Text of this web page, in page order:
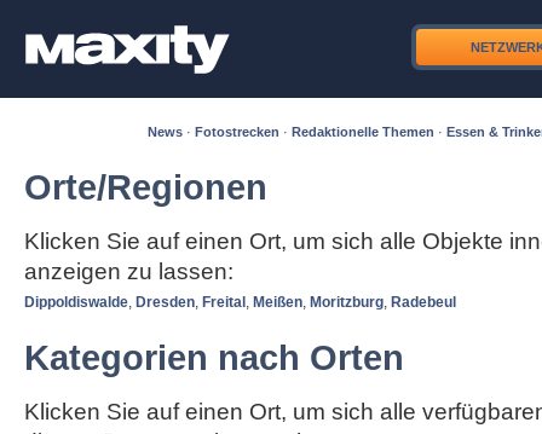
News · Fotostrecken · Redaktionelle Themen · Essen &
Orte/Regionen
Klicken Sie auf einen Ort, um sich alle Objekte
anzeigen zu lassen:
Dippoldiswalde, Dresden, Freital , Meißen, Moritzburg, Radebeul
Kategorien nach Orten
Klicken Sie auf einen Ort, um sich alle